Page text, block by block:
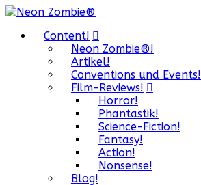
Content!
Neon Zombie®!
Artikel!
Conventions und Events!
Film-Reviews!
Horror!
Phantastik!
Science-Fiction!
Fantasy!
Action!
Nonsense!
Blog!